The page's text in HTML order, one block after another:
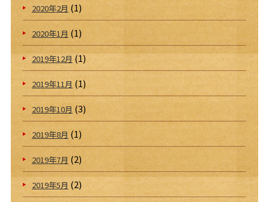
2020年2月 (1)
2020年1月 (1)
2019年12月(1)
2019年11月 (1)
2019年10月 (3)
2019年8月(1)
2019年7月 (2)
2019年5月(2)